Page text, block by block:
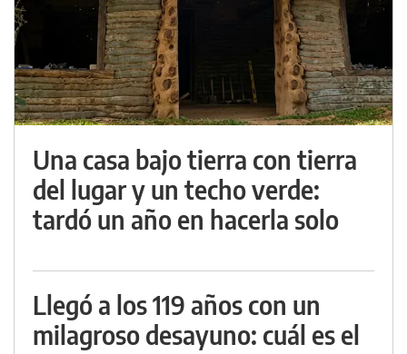
Una casa bajo tierra con tierra
del lugar y un techo verde:
tardó un año en hacerla solo
Llegó a los 119 años con un
milagroso desayuno: cuál es el